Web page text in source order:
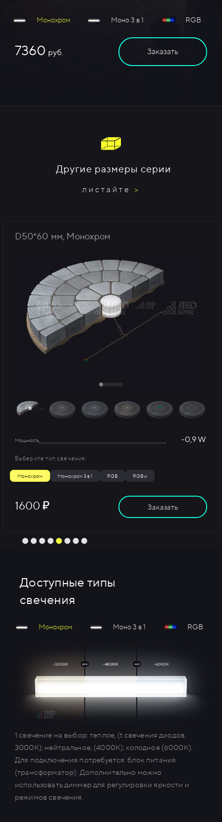
Монохром Моно 3 в 1 RGB
7360 руб. Заказать
Другие размеры серии
листайте >
D50*60 мм, Монохром
Мощность -0,9 W
Выберите тип свечения:
Монохром Монохром 3 в 1 RGB RGBw
1600 ₽ Заказать
Доступные типы
свечения
Монохром Моно 3 в 1 RGB
1 свечение на выбор: теплое, (t свечения диодов
3000К); нейтральное, (4000К); холодное (6000К).
Для подключения потребуется: блок питания
(трансформатор). Дополнительно можно
использовать диммер для регулировки яркости и
режимов свечения.